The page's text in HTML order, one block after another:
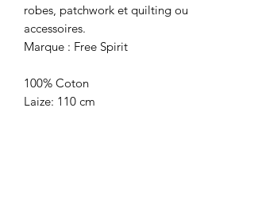
robes, patchwork et quilting ou
accessoires.
Marque : Free Spirit
100% Coton
Laize: 110 cm